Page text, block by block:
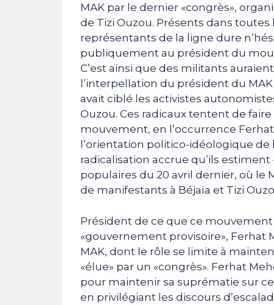
MAK par le dernier «congrès»,
de Tizi Ouzou. Présents dans
représentants de la ligne dure
publiquement au président du
C’est ainsi que des militants
l’interpellation du président du
avait ciblé les activistes
Ouzou. Ces radicaux tentent de
mouvement, en l’occurrence
l’orientation politico-idéologique
radicalisation accrue qu’ils
populaires du 20 avril dernier, où le
de manifestants à Béjaïa et Tizi
Président de ce que ce mouvement
«gouvernement provisoire»,
MAK, dont le rôle se limite à
«élue» par un «congrès». Ferhat
pour maintenir sa suprématie sur
en privilégiant les discours